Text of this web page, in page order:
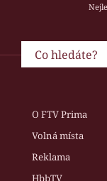
O FTV Prima
Volná místa
Reklama
HbbTV